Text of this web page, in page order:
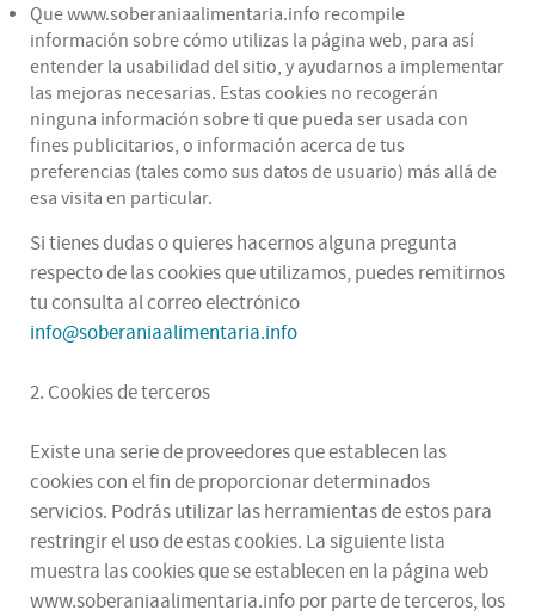
Que www.soberaniaalimentaria.info recompile
información sobre cómo utilizas la página web, para así
entender la usabilidad del sitio, y ayudarnos a implementar
las mejoras necesarias. Estas cookies no recogerán
ninguna información sobre ti que pueda ser usada con
fines publicitarios, o información acerca de tus
preferencias (tales como sus datos de usuario) más allá de
esa visita en particular.
Si tienes dudas o quieres hacernos alguna pregunta
respecto de las cookies que utilizamos, puedes remitirnos
tu consulta al correo electrónico
info@soberaniaalimentaria.info
2. Cookies de terceros
Existe una serie de proveedores que establecen las
cookies con el fin de proporcionar determinados
servicios. Podrás utilizar las herramientas de estos para
restringir el uso de estas cookies. La siguiente lista
muestra las cookies que se establecen en la página web
www.soberaniaalimentaria.info por parte de terceros, los